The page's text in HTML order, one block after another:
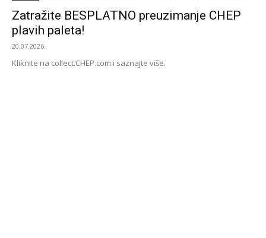
Zatražite BESPLATNO preuzimanje CHEP
plavih paleta!
20.07.2026.
Kliknite na collect.CHEP.com i saznajte više.